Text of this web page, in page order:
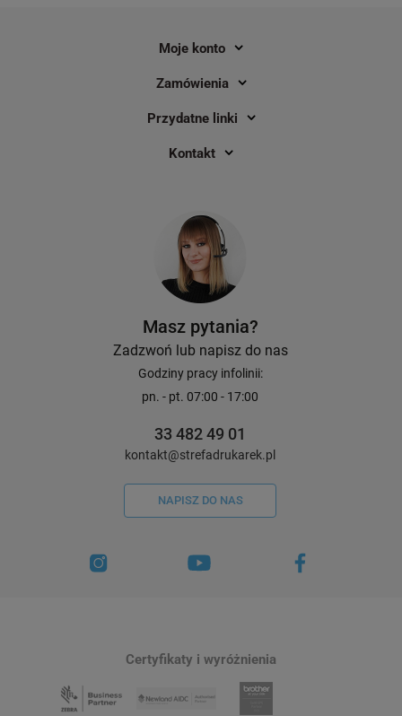
Taśma DYMO D1-45013 2093097 12
DYMO D1 / zestaw 10 szt.
Moje konto
Zamówienia
Przydatne linki
Kontakt
Masz pytania?
Zadzwoń lub napisz do nas
Godziny pracy infolinii:
pn. - pt. 07:00 - 17:00
33 482 49 01
kontakt@strefadrukarek.pl
NAPISZ DO NAS
Certyfikaty i wyróżnienia